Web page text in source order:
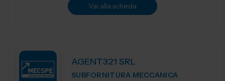
Vai alla scheda
AGENT321 SRL
SUBFORNITURA MECCANICA